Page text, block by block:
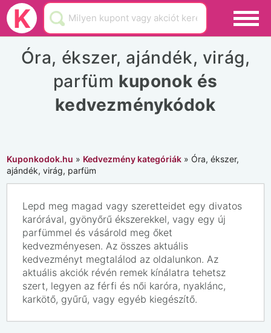
K
Black Friday
Hamarosan lejár
Üzletek
Óra, ékszer, ajándék, virág,
parfüm kuponok és
kedvezménykódok
Kuponkodok.hu » Kedvezmény kategóriák »Óra, ékszer,
ajándék, virág, parfüm
Lepd meg magad vagy szeretteidet egy divatos
karórával, gyönyőrű ékszerekkel, vagy egy új
parfümmel és vásárold meg őket
kedvezményesen. Az összes aktuális
kedvezményt megtalálod az oldalunkon. Az
aktuális akciók révén remek kínálatra tehetsz
szert, legyen az férfi és női karóra, nyaklánc,
karkötő, gyűrű, vagy egyéb kiegészítő.